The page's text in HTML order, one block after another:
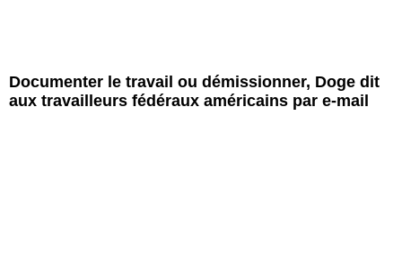
Documenter le travail ou démissionner, Doge dit
aux travailleurs fédéraux américains par e-mail